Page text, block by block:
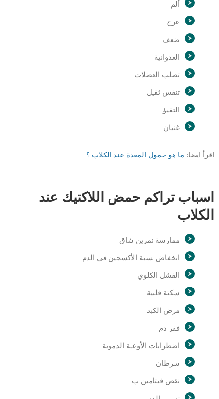
ألم
عرج
ضعف
العدوانية
تصلب العضلات
تنفس ثقيل
التقيؤ
غثيان
اقرأ ايضا: ما هو خمول المعدة عند الكلاب ؟
اسباب تراكم حمض اللاكتيك عند
الكلاب
ممارسة تمرين شاق
انخفاض نسبة الأكسجين في الدم
الفشل الكلوي
سكتة قلبية
مرض الكبد
فقر دم
اضطرابات الأوعية الدموية
سرطان
نقص فيتامين ب